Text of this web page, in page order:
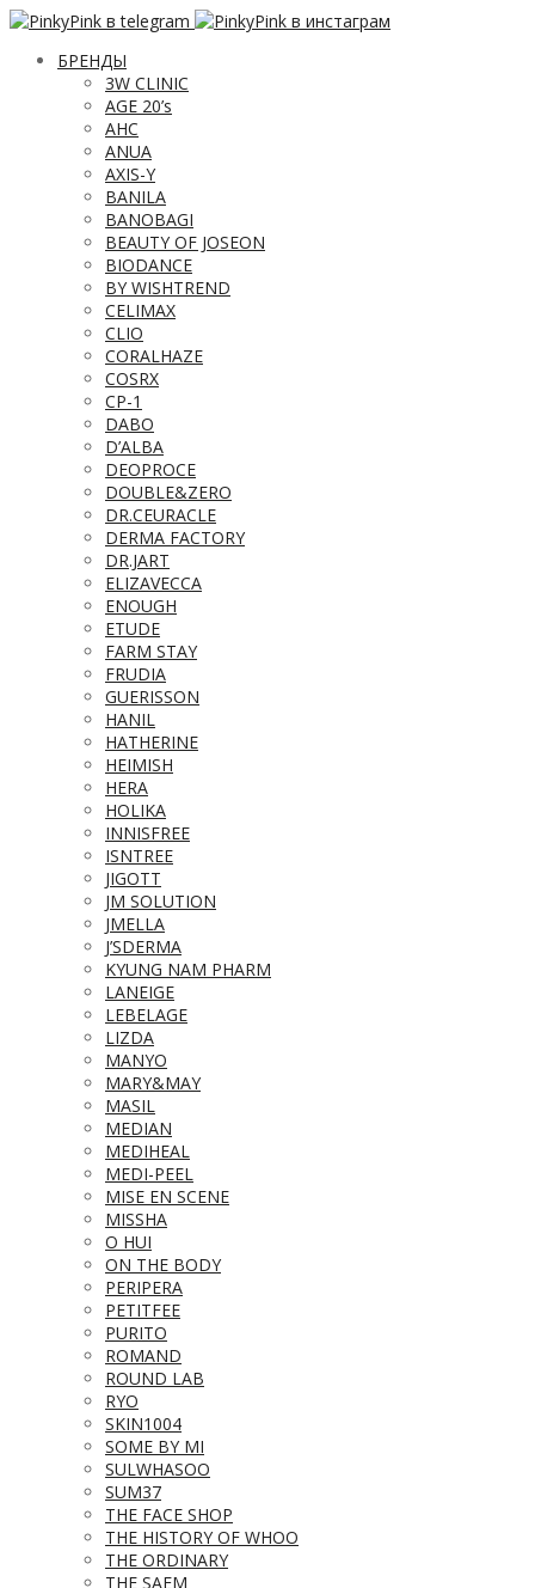
БРЕНДЫ
3W CLINIC
AGE 20’s
AHC
ANUA
AXIS-Y
BANILA
BANOBAGI
BEAUTY OF JOSEON
BIODANCE
BY WISHTREND
CELIMAX
CLIO
CORALHAZE
COSRX
CP-1
DABO
D’ALBA
DEOPROCE
DOUBLE&ZERO
DR.CEURACLE
DERMA FACTORY
DR.JART
ELIZAVECCA
ENOUGH
ETUDE
FARM STAY
FRUDIA
GUERISSON
HANIL
HATHERINE
HEIMISH
HERA
HOLIKA
INNISFREE
ISNTREE
JIGOTT
JM SOLUTION
JMELLA
J’SDERMA
KYUNG NAM PHARM
LANEIGE
LEBELAGE
LIZDA
MANYO
MARY&MAY
MASIL
MEDIAN
MEDIHEAL
MEDI-PEEL
MISE EN SCENE
MISSHA
O HUI
ON THE BODY
PERIPERA
PETITFEE
PURITO
ROMAND
ROUND LAB
RYO
SKIN1004
SOME BY MI
SULWHASOO
SUM37
THE FACE SHOP
THE HISTORY OF WHOO
THE ORDINARY
THE SAEM